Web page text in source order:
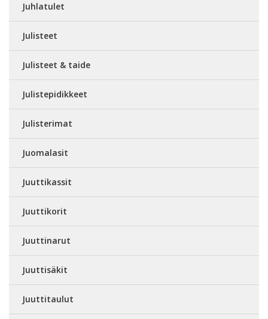
Juhlatulet
Julisteet
Julisteet & taide
Julistepidikkeet
Julisterimat
Juomalasit
Juuttikassit
Juuttikorit
Juuttinarut
Juuttisäkit
Juuttitaulut